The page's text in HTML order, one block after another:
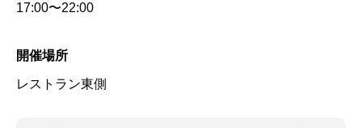
17:00〜22:00
開催場所
レストラン東側